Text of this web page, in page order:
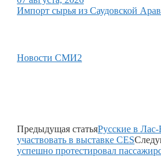
Импорт сырья из Саудовской
Новости СМИ2
Предыдущая статьяРусские в Лас-
участвовать в выставке CES
успешно протестировал